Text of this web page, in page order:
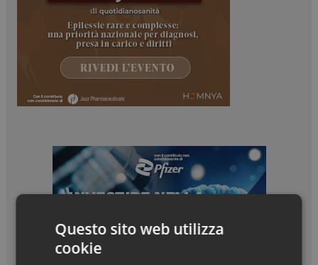
Questo sito web utilizza
cookie